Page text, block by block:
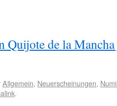
Quijote de la
Allgemein, Neuerscheinungen,
.